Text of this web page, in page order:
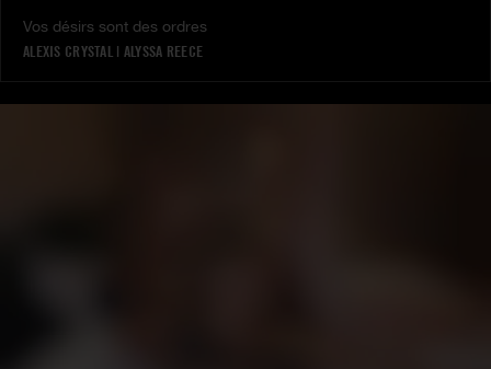
Vos désirs sont des ordres
ALEXIS CRYSTAL | ALYSSA REECE